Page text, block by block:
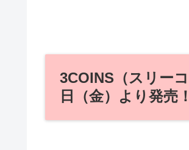
3COINS（スリー
日（金）より発売！